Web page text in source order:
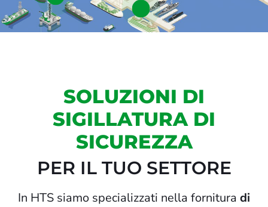
SOLUZIONI DI
SIGILLATURA DI
SICUREZZA
PER IL TUO SETTORE
In HTS siamo specializzati nella fornitura di